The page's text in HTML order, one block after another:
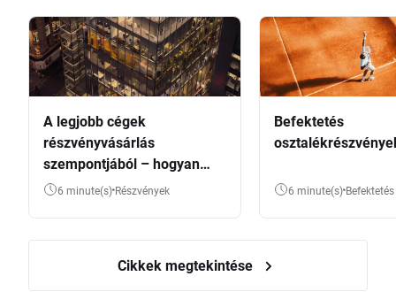
A legjobb cégek
részvényvásárlás
szempontjából – hogyan
válasszunk?
6 minute(s) Részvények
Befektetés
6 minute(s) Befektetés
Cikkek megtekintése